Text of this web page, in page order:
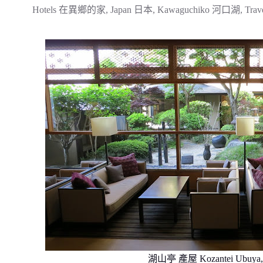
Hotels 在異鄉的家, Japan 日本, Kawaguchiko 河口湖,
湖山亭 產屋 Kozantei